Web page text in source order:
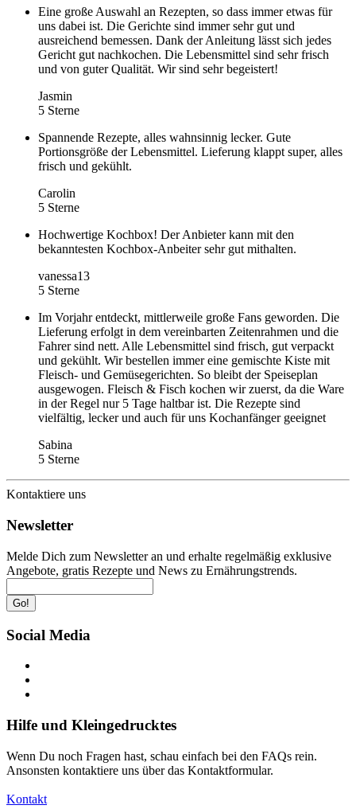
Eine große Auswahl an Rezepten, so dass immer etwas für
uns dabei ist. Die Gerichte sind immer sehr gut und
ausreichend bemessen. Dank der Anleitung lässt sich jedes
Gericht gut nachkochen. Die Lebensmittel sind sehr frisch
und von guter Qualität. Wir sind sehr begeistert!
Jasmin
5 Sterne
Spannende Rezepte, alles wahnsinnig lecker. Gute
Portionsgröße der Lebensmittel. Lieferung klappt super, alles
frisch und gekühlt.
Carolin
5 Sterne
Hochwertige Kochbox! Der Anbieter kann mit den
bekanntesten Kochbox-Anbeiter sehr gut mithalten.
vanessa13
5 Sterne
Im Vorjahr entdeckt, mittlerweile große Fans geworden. Die
Lieferung erfolgt in dem vereinbarten Zeitenrahmen und die
Fahrer sind nett. Alle Lebensmittel sind frisch, gut verpackt
und gekühlt. Wir bestellen immer eine gemischte Kiste mit
Fleisch- und Gemüsegerichten. So bleibt der Speiseplan
ausgewogen. Fleisch & Fisch kochen wir zuerst, da die Ware
in der Regel nur 5 Tage haltbar ist. Die Rezepte sind
vielfältig, lecker und auch für uns Kochanfänger geeignet
Sabina
5 Sterne
Kontaktiere uns
Newsletter
Melde Dich zum Newsletter an und erhalte regelmäßig exklusive
Angebote, gratis Rezepte und News zu Ernährungstrends.
Go!
Social Media
Hilfe und Kleingedrucktes
Wenn Du noch Fragen hast, schau einfach bei den FAQs rein.
Ansonsten kontaktiere uns über das Kontaktformular.
Kontakt